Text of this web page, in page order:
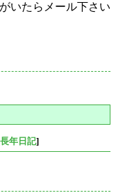
いたらメール下さい
長年日記]